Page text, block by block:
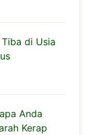
di Usia
Anda
Kerap